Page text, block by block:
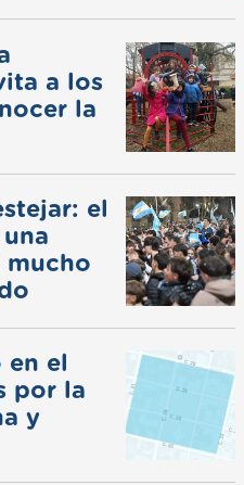
a los
la
el
mucho
el
por la
y